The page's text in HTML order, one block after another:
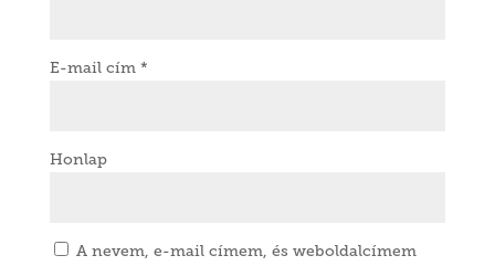
E-mail cím *
Honlap
A nevem, e-mail címem, és weboldalcímem